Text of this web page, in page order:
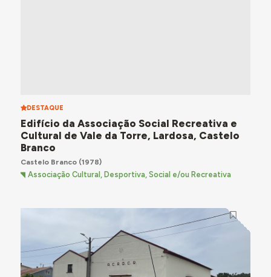
DESTAQUE
Edifício da Associação Social Recreativa e
Cultural de Vale da Torre, Lardosa, Castelo
Branco
Castelo Branco(1978)
Associação Cultural, Desportiva, Social e/ou Recreativa